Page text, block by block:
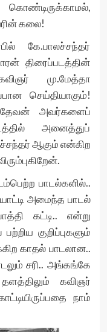
கலை!
கே.பாலச்சந்தர்
திரைப்படத்தின்
மு.மேத்தா
செய்தியாகும்!
அவர்களைப்
அனைத்துப்
ஆகும் என்கிற
பாடல்களில்..
அமைந்த பாடல்
கட்டி.. என்று
குறிப்புகளும்
காதல் பாடலான..
சரி.. அங்கங்கே
தளத்திலும் கவிஞர்
நாம்